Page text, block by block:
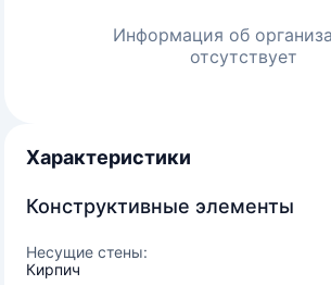
Информация об
отсутствует
Характеристики
Конструктивные элементы
Несущие стены:
Кирпич